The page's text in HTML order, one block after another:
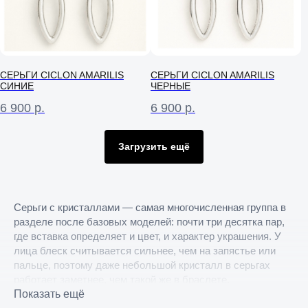
СЕРЬГИ CICLON AMARILIS
СИНИЕ
6 900 р.
СЕРЬГИ CICLON AMARILIS
ЧЕРНЫЕ
6 900 р.
Загрузить ещё
Серьги с кристаллами — самая многочисленная группа в
разделе после базовых моделей: почти три десятка пар,
где вставка определяет и цвет, и характер украшения. У
лица блеск считывается сильнее, чем на запястье или
пальце, поэтому даже небольшой кристалл в серьгах
Показать ещё
Я согласен на обработку
данных
в соответствии
сУсловиями договора оферты